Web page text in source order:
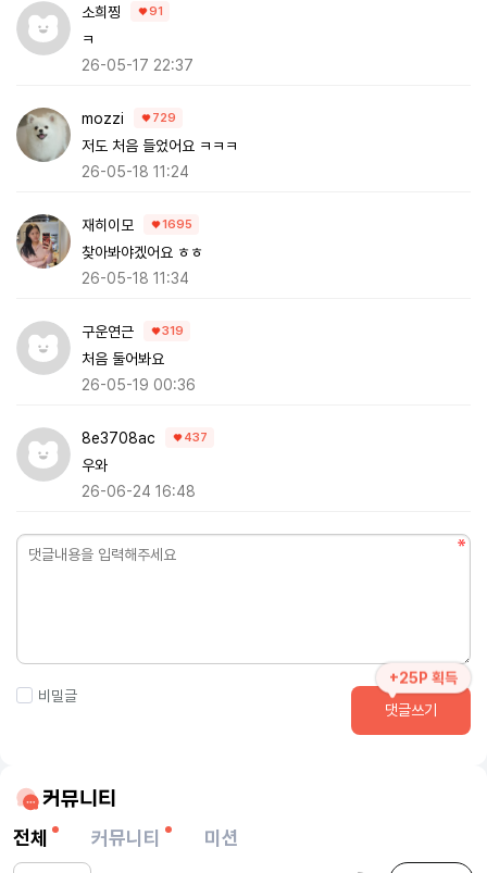
소희찡 91
ㅋ
26-05-17 22:37
mozzi 729
저도 처음 들었어요 ㅋㅋㅋ
26-05-18 11:24
재히이모 1695
찾아봐야겠어요 ㅎㅎ
26-05-18 11:34
구운연근 319
처음 둘어봐요
26-05-19 00:36
8e3708ac 437
우와
26-06-24 16:48
비밀글
+25P 획득
댓글쓰기
커뮤니티
전체
커뮤니티 미션